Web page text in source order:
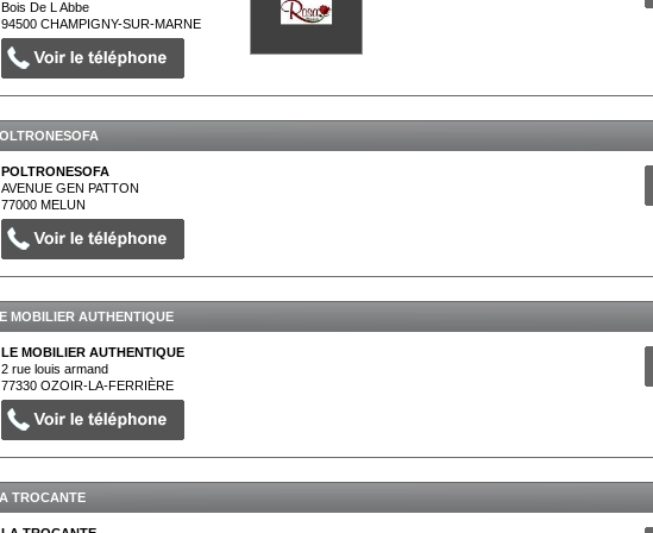
Bois De L Abbe
94500CHAMPIGNY-SUR-MARNE
POLTRONESOFA
AVENUE GEN PATTON
77000MELUN
MOBILIER AUTHENTIQUE
LE MOBILIER AUTHENTIQUE
2 rue louis armand
77330OZOIR-LA-FERRIÈRE
TROCANTE